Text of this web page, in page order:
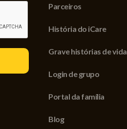
Parceiros
História do iCare
Grave histórias de vida
Login de grupo
Portal da família
Blog